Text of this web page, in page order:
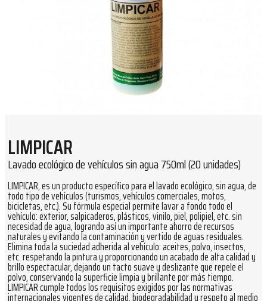
LIMPICAR
Lavado ecológico de vehículos sin agua 750ml (20 unidades)
LIMPICAR, es un producto específico para el lavado ecológico, sin agua, de
todo tipo de vehículos (turismos, vehículos comerciales, motos,
bicicletas, etc.). Su fórmula especial permite lavar a fondo todo el
vehículo: exterior, salpicaderos, plásticos, vinilo, piel, polipiel, etc. sin
necesidad de agua, logrando así un importante ahorro de recursos
naturales y evitando la contaminación y vertido de aguas residuales.
Elimina toda la suciedad adherida al vehículo: aceites, polvo, insectos,
etc. respetando la pintura y proporcionando un acabado de alta calidad y
brillo espectacular, dejando un tacto suave y deslizante que repele el
polvo, conservando la superficie limpia y brillante por más tiempo.
LIMPICAR cumple todos los requisitos exigidos por las normativas
internacionales vigentes de calidad, biodegradabilidad y respeto al medio